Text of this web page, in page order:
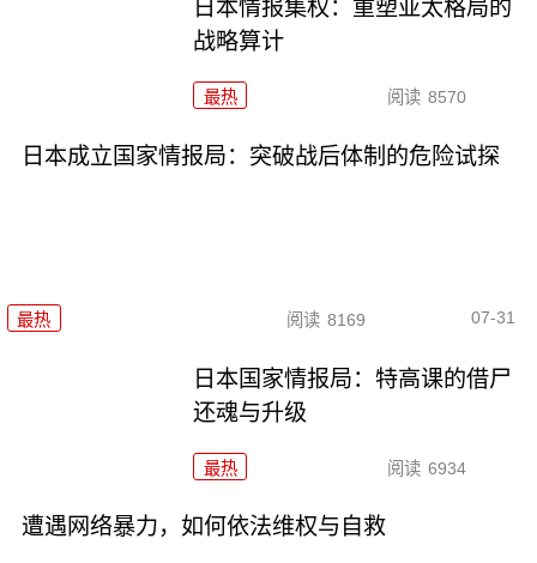
日本情报集权：重塑亚太格局的
战略算计
最热 阅读 8570
日本成立国家情报局：突破战后体制的危险试探
最热 阅读 8169 07-31
日本国家情报局：特高课的借尸
还魂与升级
最热 阅读 6934
遭遇网络暴力，如何依法维权与自救